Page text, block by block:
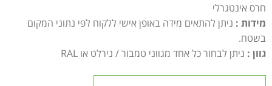
חרס אינטגרלי
מידות : ניתן להתאים מידה באופן אישי ללקוח לפי נתוני המקום
בשטח.
גוון : ניתן לבחור כל אחד מגווני טמבור / נירלט או RAL